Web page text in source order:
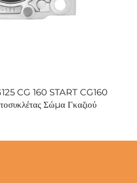
CG 160 START CG160
Σώμα Γκαζιού